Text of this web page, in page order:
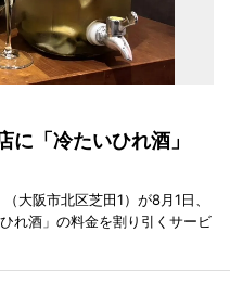
に「冷たいひれ酒」
大阪市北区芝田1）が8月1日、
れ酒」の料金を割り引くサービ